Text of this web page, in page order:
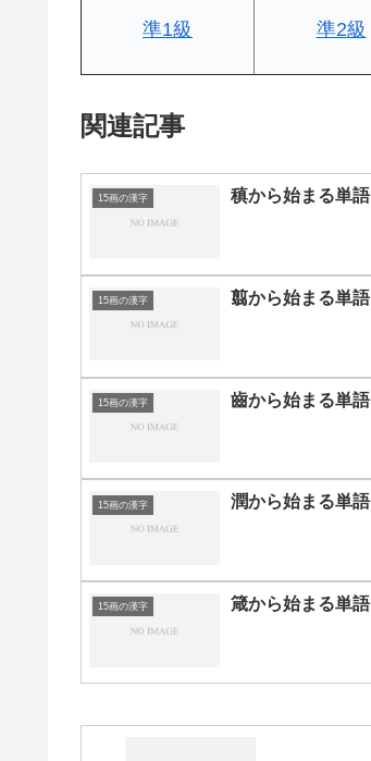
準1級 準2級
関連記事
15画の漢字 稹から始まる単語
15画の漢字 翦から始まる単語
15画の漢字 齒から始まる単語
15画の漢字 潤から始まる単語
15画の漢字 箴から始まる単語